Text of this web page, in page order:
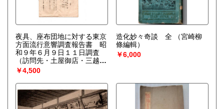
夜具、座布団地に対する東京
方面流行意響調査報告書 昭
和９年６月９日１１日調査
（訪問先・土屋御店・三越御
店）
￥4,500
造化妙々奇談 全
（宮崎柳
條編輯）
￥6,000